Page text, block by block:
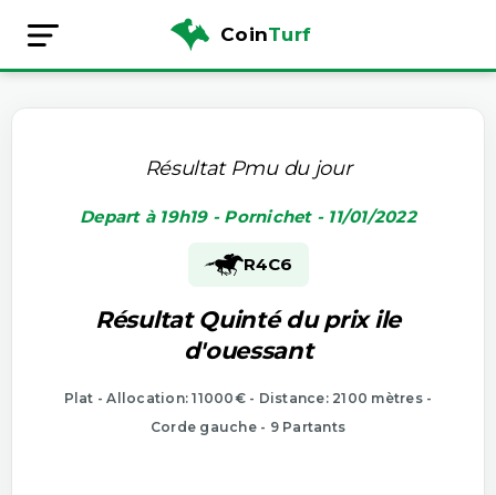
CoinTurf
Résultat Pmu du jour
Depart à 19h19 - Pornichet - 11/01/2022
R4C6
Résultat Quinté du prix ile
d'ouessant
Plat - Allocation: 11000€ - Distance: 2100 mètres -
Corde gauche - 9 Partants